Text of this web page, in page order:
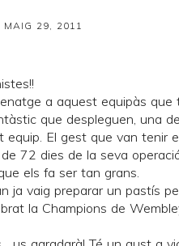
MAIG 29, 2011
a aquest equipàs que
que despleguen, una
El gest que van tenir
72 dies de la seva
els fa ser tan grans.
ja vaig preparar un pastís
la Champions de